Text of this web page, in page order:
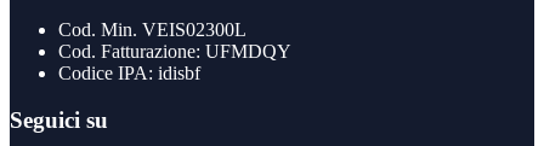
Cod. Min. VEIS02300L
Cod. Fatturazione: UFMDQY
Codice IPA: idisbf
Seguici su